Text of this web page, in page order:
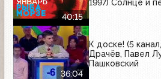
40:15
1997) Солнце и
36:04
К доске! (5
Драчёв, Павел
Пашковский